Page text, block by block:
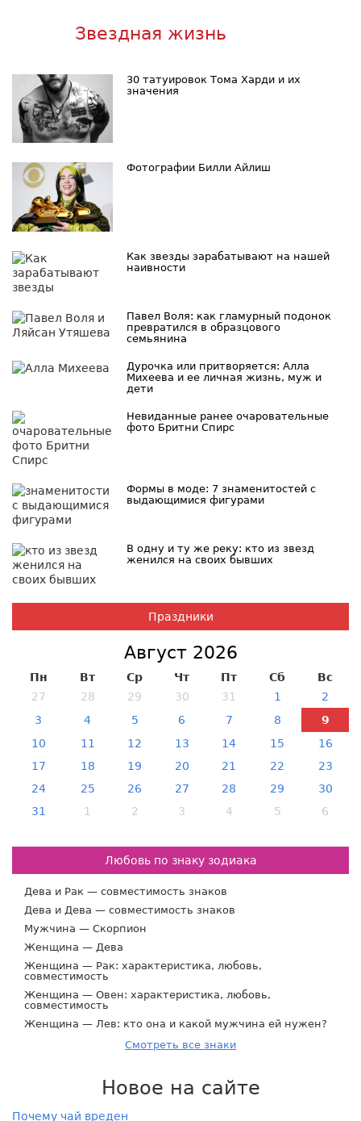
Звездная жизнь
30 татуировок Тома Харди и их
значения
Фотографии Билли Айлиш
Как звезды зарабатывают на нашей
наивности
Павел Воля: как гламурный подонок
превратился в образцового
семьянина
Дурочка или притворяется: Алла
Михеева и ее личная жизнь, муж и
дети
Невиданные ранее очаровательные
фото Бритни Спирс
Формы в моде: 7 знаменитостей с
выдающимися фигурами
В одну и ту же реку: кто из звезд
женился на своих бывших
Праздники
Август 2026
Пн Вт Ср Чт Пт Сб
Вс
27
28 29 30 31 1
2
3
4 5 6 7 8
9
10
11 12 13 14 15
16
17
18 19 20 21 22
23
24
25 26 27 28 29
30
31
1 2 3 4 5 6
Любовь по знаку зодиака
Дева и Рак — совместимость знаков
Дева и Дева — совместимость знаков
Мужчина — Скорпион
Женщина — Дева
Женщина — Рак: характеристика, любовь,
совместимость
Женщина — Овен: характеристика, любовь,
совместимость
Женщина — Лев: кто она и какой мужчина ей нужен?
Смотреть все знаки
Новое на сайте
Почему чай вреден